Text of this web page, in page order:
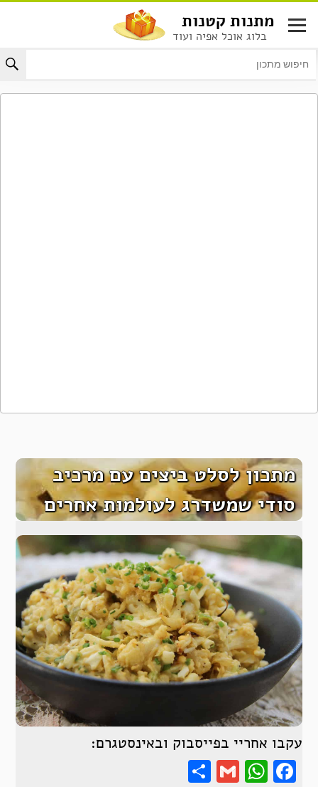
לתוכן
מתנות קטנות
בלוג אוכל אפיה ועוד
מתכון לסלט ביצים עם מרכיב
סודי שמשדרג לעולמות אחרים
עקבו אחריי בפייסבוק ובאינסטגרם:
Facebook
WhatsApp
Gmail